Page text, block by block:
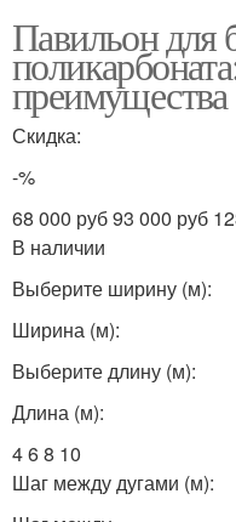
Павильон для
преимущества
Скидка:
-%
68 000 руб 93 000 руб
В наличии
Выберите ширину (м):
Ширина (м):
Выберите длину (м):
Длина (м):
4 6 8 10
Шаг между дугами (м):